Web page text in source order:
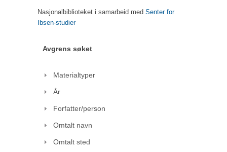
Nasjonalbiblioteket i samarbeid med Senter for
Ibsen-studier
Avgrens søket
Materialtyper
År
Forfatter/person
Omtalt navn
Omtalt sted